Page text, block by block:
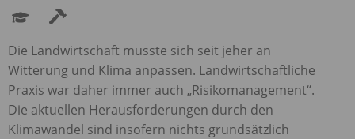
Die Landwirtschaft musste sich seit jeher an
Witterung und Klima anpassen. Landwirtschaftliche
Praxis war daher immer auch „Risikomanagement“.
Die aktuellen Herausforderungen durch den
Klimawandel sind insofern nichts grundsätzlich